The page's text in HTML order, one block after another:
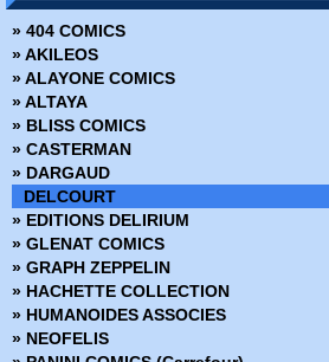
» Ange ou Démon
» Apprendre à dessiner des super-héros
» Arrowsmith
» Assistante & Exécutrice
» Astronauts in trouble
» Athena
» Attoneen
» Au cœur de la tempête
» Avatar - Au coeur des ombres
» Avatar - Aux frontières de pandora
» Avatar - Le champ céleste
» Avatar - Le destin de Tsu Tey
» Avatar - S'adapter ou mourir
» Bad Ass
» Bad Blood
» 404 COMICS
» AKILEOS
» ALAYONE COMICS
» ALTAYA
» BLISS COMICS
» CASTERMAN
» DARGAUD
DELCOURT
» EDITIONS DELIRIUM
» GLENAT COMICS
» GRAPH ZEPPELIN
» HACHETTE COLLECTION
» HUMANOIDES ASSOCIES
» NEOFELIS